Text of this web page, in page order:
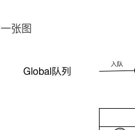
张图